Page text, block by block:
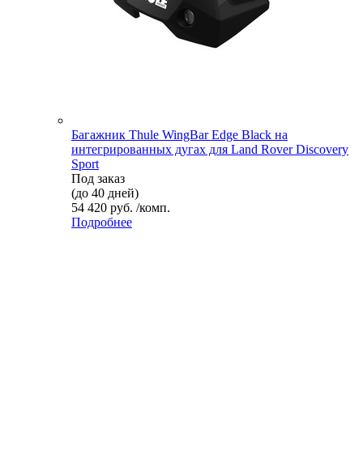
Багажник Thule WingBar Edge Black на
интегрированных дугах для Land Rover Discovery
Sport
Под заказ
(до 40 дней)
54 420 руб. /комп.
Подробнее